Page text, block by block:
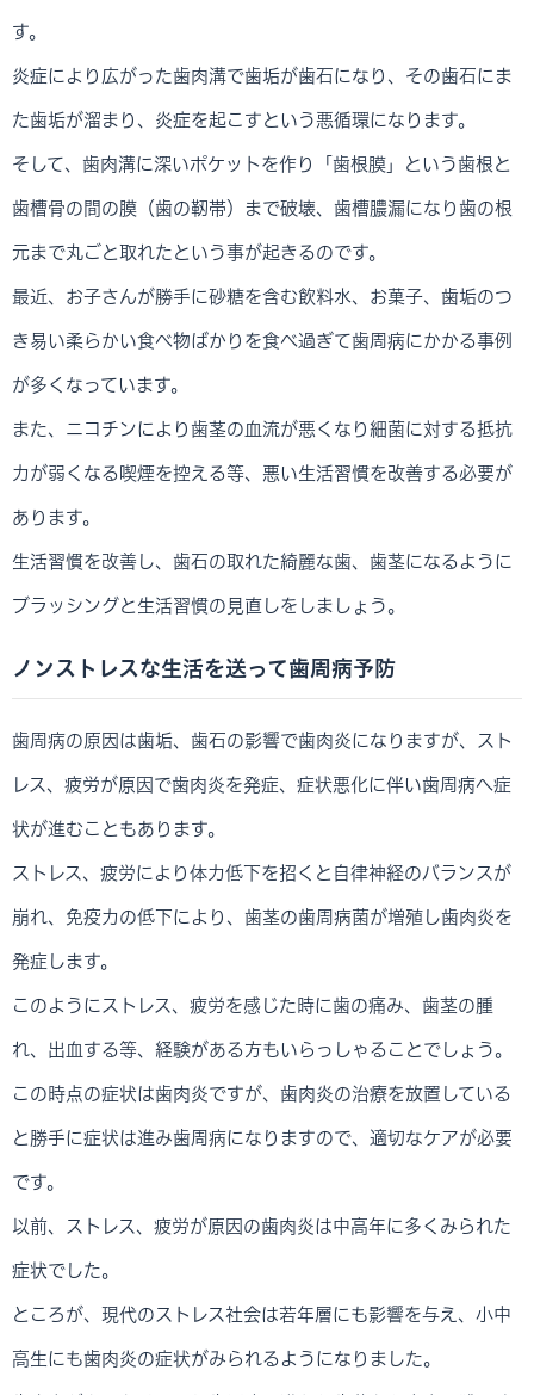
す。
炎症により広がった歯肉溝で歯垢が歯石になり、その歯石にま
た歯垢が溜まり、炎症を起こすという悪循環になります。
そして、歯肉溝に深いポケットを作り「歯根膜」という歯根と
歯槽骨の間の膜（歯の靭帯）まで破壊、歯槽膿漏になり歯の根
元まで丸ごと取れたという事が起きるのです。
最近、お子さんが勝手に砂糖を含む飲料水、お菓子、歯垢のつ
き易い柔らかい食べ物ばかりを食べ過ぎて歯周病にかかる事例
が多くなっています。
また、ニコチンにより歯茎の血流が悪くなり細菌に対する抵抗
力が弱くなる喫煙を控える等、悪い生活習慣を改善する必要が
あります。
生活習慣を改善し、歯石の取れた綺麗な歯、歯茎になるように
ブラッシングと生活習慣の見直しをしましょう。
ノンストレスな生活を送って歯周病予防
歯周病の原因は歯垢、歯石の影響で歯肉炎になりますが、スト
レス、疲労が原因で歯肉炎を発症、症状悪化に伴い歯周病へ症
状が進むこともあります。
ストレス、疲労により体力低下を招くと自律神経のバランスが
崩れ、免疫力の低下により、歯茎の歯周病菌が増殖し歯肉炎を
発症します。
このようにストレス、疲労を感じた時に歯の痛み、歯茎の腫
れ、出血する等、経験がある方もいらっしゃることでしょう。
この時点の症状は歯肉炎ですが、歯肉炎の治療を放置している
と勝手に症状は進み歯周病になりますので、適切なケアが必要
です。
以前、ストレス、疲労が原因の歯肉炎は中高年に多くみられた
症状でした。
ところが、現代のストレス社会は若年層にも影響を与え、小中
高生にも歯肉炎の症状がみられるようになりました。